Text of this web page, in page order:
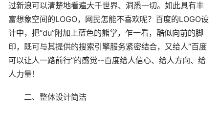
过新浪可以清楚地看遍大千世界、洞悉一切。如此具有丰
富想象空间的LOGO，网民怎能不喜欢呢？百度的LOGO设
计中，把“du”附加上蓝色的熊掌，乍一看，酷似向前的脚
印，既可与其提供的搜索引擎服务紧密结合，又给人“百度
可以让人一路前行”的感觉--百度给人信心、给人方向、给
人力量！
二、整体设计简洁